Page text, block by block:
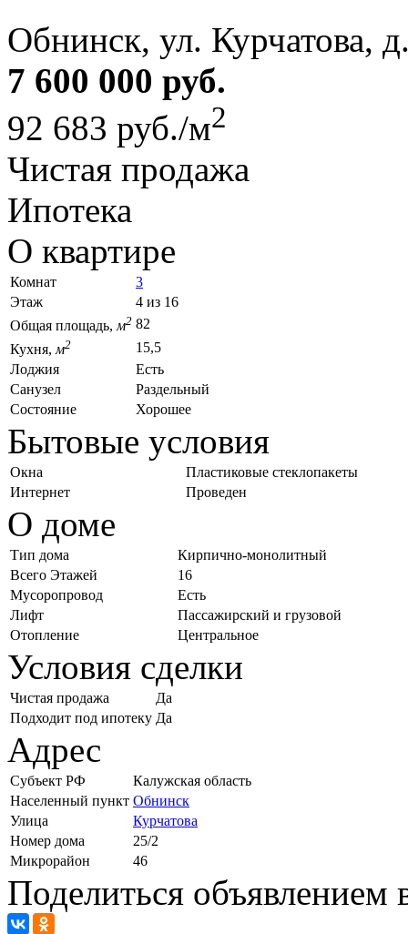
Обнинск, ул. Курчатова,
7 600 000 руб.
92 683 руб./м2
Чистая продажа
Ипотека
О квартире
Комнат
3
Этаж
4 из 16
Общая площадь, м2 82
Кухня, м2
15,5
Лоджия
Есть
Санузел
Раздельный
Состояние
Хорошее
Бытовые условия
Окна
Пластиковые стеклопакеты
Интернет
Проведен
О доме
Тип дома
Кирпично-монолитный
Всего Этажей
16
Мусоропровод
Есть
Лифт
Пассажирский и грузовой
Отопление
Центральное
Условия сделки
Чистая продажа
Да
Подходит под ипотеку Да
Адрес
Субъект РФ
Калужская область
Населенный пункт Обнинск
Улица
Курчатова
Номер дома
25/2
Микрорайон
46
Поделиться объявлением